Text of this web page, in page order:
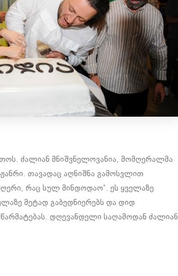
ძალიან მნიშვნელოვანია, მომღერალმა
თავადაც აღნიშნა გამოსვლით
რაც სულ მინდოდაო“. ეს ყველაზე
მეტად გაბედნიერებს და დიდ
წარმატებას. დღევანდელი საღამოდან ძალიან